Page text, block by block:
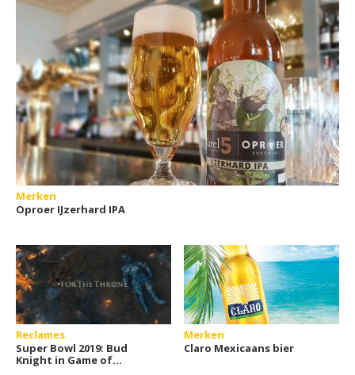
Merken
Oproer IJzerhard IPA
Reclames
Super Bowl 2019: Bud
Knight in Game of
Merken
Claro Mexicaans bier